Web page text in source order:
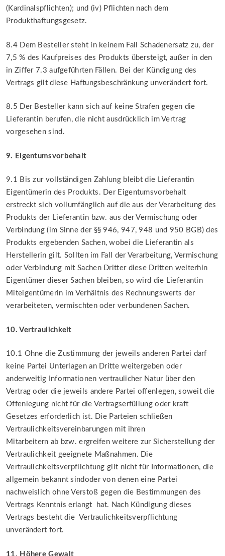
(Kardinalspflichten); und (iv) Pflichten nach dem
Produkthaftungsgesetz.
8.4 Dem Besteller steht in keinem Fall Schadenersatz zu, der
7,5 % des Kaufpreises des Produkts übersteigt, außer in den
in Ziffer 7.3 aufgeführten Fällen. Bei der Kündigung des
Vertrags gilt diese Haftungsbeschränkung unverändert fort.
8.5 Der Besteller kann sich auf keine Strafen gegen die
Lieferantin berufen, die nicht ausdrücklich im Vertrag
vorgesehen sind.
9. Eigentumsvorbehalt
9.1 Bis zur vollständigen Zahlung bleibt die Lieferantin
Eigentümerin des Produkts. Der Eigentumsvorbehalt
erstreckt sich vollumfänglich auf die aus der Verarbeitung des
Produkts der Lieferantin bzw. aus der Vermischung oder
Verbindung (im Sinne der §§ 946, 947, 948 und 950 BGB) des
Produkts ergebenden Sachen, wobei die Lieferantin als
Herstellerin gilt. Sollten im Fall der Verarbeitung, Vermischung
oder Verbindung mit Sachen Dritter diese Dritten weiterhin
Eigentümer dieser Sachen bleiben, so wird die Lieferantin
Miteigentümerin im Verhältnis des Rechnungswerts der
verarbeiteten, vermischten oder verbundenen Sachen.
10. Vertraulichkeit
10.1 Ohne die Zustimmung der jeweils anderen Partei darf
keine Partei Unterlagen an Dritte weitergeben oder
anderweitig Informationen vertraulicher Natur über den
Vertrag oder die jeweils andere Partei offenlegen, soweit die
Offenlegung nicht für die Vertragserfüllung oder kraft
Gesetzes erforderlich ist. Die Parteien schließen
Vertraulichkeitsvereinbarungen mit ihren
Mitarbeitern ab bzw. ergreifen weitere zur Sicherstellung der
Vertraulichkeit geeignete Maßnahmen. Die
Vertraulichkeitsverpflichtung gilt nicht für Informationen, die
allgemein bekannt sindoder von denen eine Partei
nachweislich ohne Verstoß gegen die Bestimmungen des
Vertrags Kenntnis erlangt hat. Nach Kündigung dieses
Vertrags besteht die Vertraulichkeitsverpflichtung
unverändert fort.
11. Höhere Gewalt